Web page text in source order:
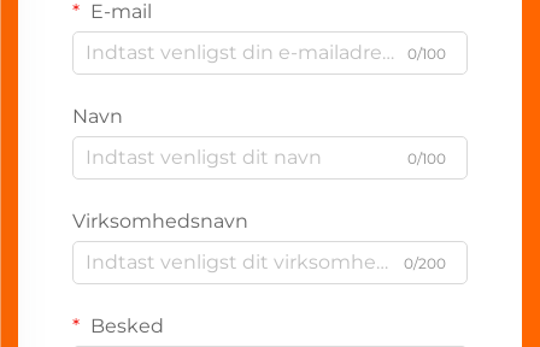
E-mail
0/100
Navn
0/100
Virksomhedsnavn
0/200
Besked